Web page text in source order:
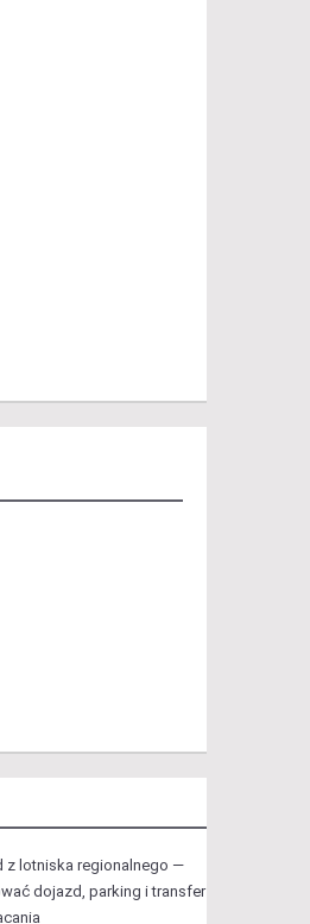
z lotniska regionalnego —
dojazd, parking i transfer